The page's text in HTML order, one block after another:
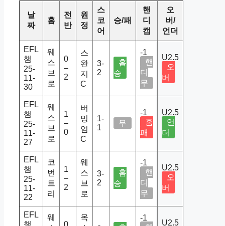
날
짜
홈
전
반
원
정
스
코
어
승/패
핸
디
캡
오
버/
언더
EFL
챔
25-
11-
30
웨
스
브
로
0
–
2
스
완
지
C
3-
2
홈
승
-1
핸
디
무
U2.5
오
버
EFL
챔
25-
11-
27
웨
스
브
로
1
–
0
버
밍
엄
C
1-
1
무
-1
홈
패
U2.5
언
더
EFL
챔
25-
11-
22
코
번
트
리
1
–
2
웨
스
브
로
3-
2
홈
승
-1
핸
디
무
U2.5
오
버
EFL
웨
옥
-1
U2.5